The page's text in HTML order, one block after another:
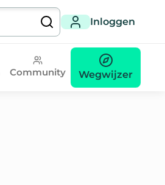
Inloggen
Community Wegwijzer